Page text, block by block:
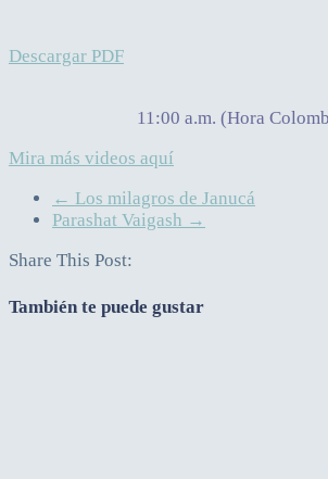
Descargar PDF
11:00 a.m. (Hora
Mira más videos aquí
← Los milagros de Janucá
Parashat Vaigash →
Share This Post:
También te puede gustar